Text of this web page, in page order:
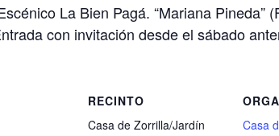
La Bien Pagá. “Mariana
con invitación desde el sábado
RECINTO
Casa de Zorrilla/Jardín
Casa